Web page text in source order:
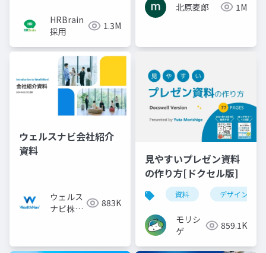
HRBrain
採用
1.3M
北原麦郎 1M
ウェルスナビ会社紹介
資料
ウェルス
ナビ株式
883K
見やすいプレゼン資料
の作り方[ドクセル版]
資料 デザイン
モリシ
ゲ
859.1K